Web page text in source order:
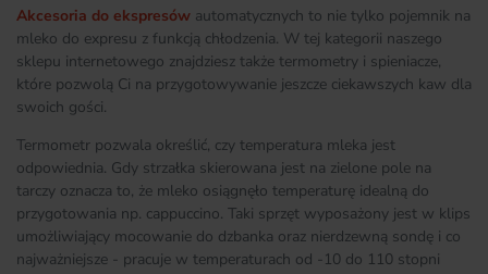
Akcesoria do ekspresów automatycznych to nie tylko pojemnik na
mleko do expresu z funkcją chłodzenia. W tej kategorii naszego
sklepu internetowego znajdziesz także termometry i spieniacze,
które pozwolą Ci na przygotowywanie jeszcze ciekawszych kaw dla
swoich gości.
Termometr pozwala określić, czy temperatura mleka jest
odpowiednia. Gdy strzałka skierowana jest na zielone pole na
tarczy oznacza to, że mleko osiągnęło temperaturę idealną do
przygotowania np. cappuccino. Taki sprzęt wyposażony jest w klips
umożliwiający mocowanie do dzbanka oraz nierdzewną sondę i co
najważniejsze - pracuje w temperaturach od -10 do 110 stopni